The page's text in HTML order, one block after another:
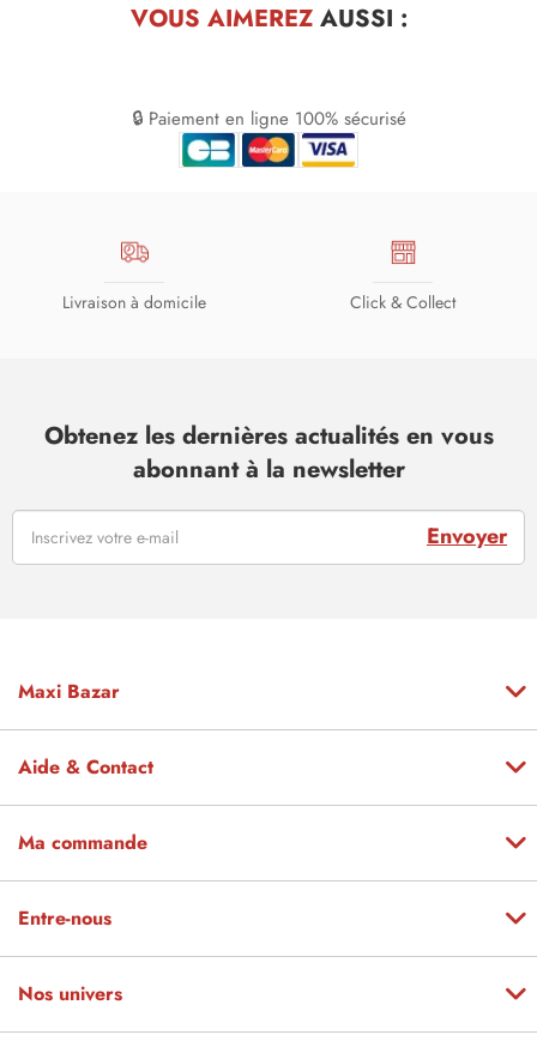
VOUS AIMEREZAUSSI :
🔒 Paiement en ligne 100% sécurisé
Livraison à domicile Click & Collect
Obtenez les dernières actualités en vous
abonnant à la newsletter
Envoyer
Maxi Bazar
Aide & Contact
Ma commande
Entre-nous
Nos univers